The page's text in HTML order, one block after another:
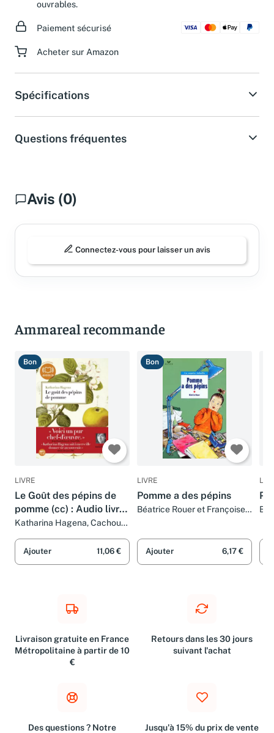
ouvrables.
Paiement sécurisé
Acheter sur Amazon
Spécifications
Questions fréquentes
Avis (0)
Connectez-vous pour laisser un avis
Ammareal recommande
Bon
LIVRE
Le Goût des pépins de
pomme (cc) : Audio livre
1 CD MP3 - 616 Mo
Katharina Hagena, Cachou
Ajouter 11,06 €
Bon
LIVRE
Pomme a des pépins
Béatrice Rouer et Françoise
Ajouter 6,17 €
Livraison gratuite en France
Métropolitaine à partir de 10
€
Retours dans les 30 jours
suivant l'achat
Des questions ? Notre
Jusqu'à 15% du prix de vente